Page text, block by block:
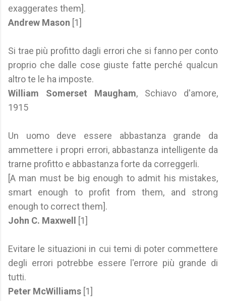
exaggerates them].
Andrew Mason [1]
Si trae più profitto dagli errori che si fanno per conto
proprio che dalle cose giuste fatte perché qualcun
altro te le ha imposte.
William Somerset Maugham, Schiavo d'amore,
1915
Un uomo deve essere abbastanza grande da
ammettere i propri errori, abbastanza intelligente da
trarne profitto e abbastanza forte da correggerli.
[A man must be big enough to admit his mistakes,
smart enough to profit from them, and strong
enough to correct them].
John C. Maxwell
[1]
Evitare le situazioni in cui temi di poter commettere
degli errori potrebbe essere l'errore più grande di
tutti.
Peter McWilliams [1]